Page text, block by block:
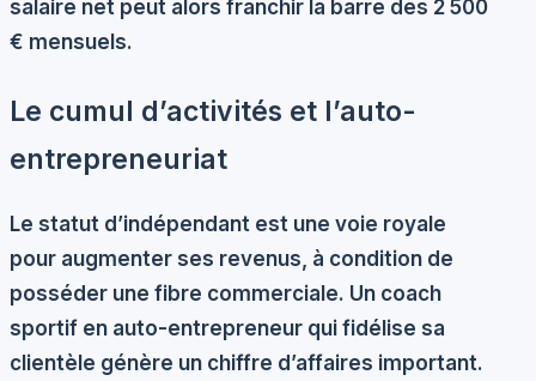
salaire net peut alors franchir la barre des 2 500
€ mensuels.
Le cumul d’activités et l’auto-
entrepreneuriat
Le statut d’indépendant est une voie royale
pour augmenter ses revenus, à condition de
posséder une fibre commerciale. Un coach
sportif en auto-entrepreneur qui fidélise sa
clientèle génère un chiffre d’affaires important.